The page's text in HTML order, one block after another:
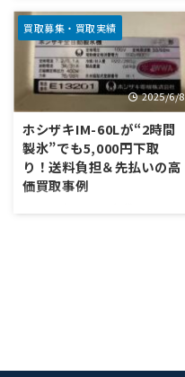
込という形で段取りしました。
この記事では、LINEだけで終わ
らせた実際の流れと、なぜ“修
理が必要な一台”でも下取りで
きるのかを、数字と判断ポイン
トで ...
1. はじめに 「古い製氷機が冷
えない。もう使わないけど、処
分の段取りが面倒」――そんなと
き、値段を付けることよりも先
にやるべきは、“無駄な手間を0
に近づけて、きれいに終わらせ
のは、ホシザキ
IM‑35TL（1998年製）。エラー
ランプが点灯し、冷えない・コ
ンプレッサーが回っていない感
買取募集・買取実績
2025/6/8
ホシザキIM-60Lが“2時間
製氷”でも5,000円下取
り！送料負担＆先払いの高
価買取事例
う事例が後を絶ちません。 しか